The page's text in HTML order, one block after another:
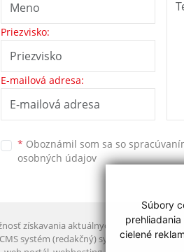
Súbory
cielené
Priezvisko:
E-mailová adresa:
* Oboznámil som sa so
osobných údajov
získavania aktuálnych informácií s
systém (redakčný) systém ECHELON 2,